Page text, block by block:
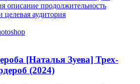
описание продолжительность
целевая аудитория
[Наталья Зуева] Трех-
(2024)